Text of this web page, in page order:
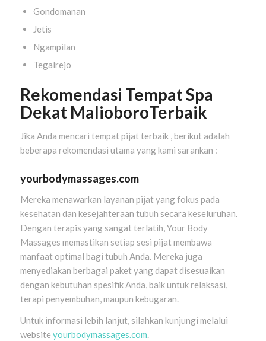
Gondomanan
Jetis
Ngampilan
Tegalrejo
Rekomendasi Tempat Spa
Dekat MalioboroTerbaik
Jika Anda mencari tempat pijat terbaik , berikut adalah
beberapa rekomendasi utama yang kami sarankan :
yourbodymassages.com
Mereka menawarkan layanan pijat yang fokus pada
kesehatan dan kesejahteraan tubuh secara keseluruhan.
Dengan terapis yang sangat terlatih, Your Body
Massages memastikan setiap sesi pijat membawa
manfaat optimal bagi tubuh Anda. Mereka juga
menyediakan berbagai paket yang dapat disesuaikan
dengan kebutuhan spesifik Anda, baik untuk relaksasi,
terapi penyembuhan, maupun kebugaran.
Untuk informasi lebih lanjut, silahkan kunjungi melalui
website yourbodymassages.com.